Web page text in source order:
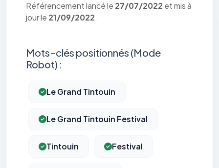
Référencement lancé le 27/07/2022 et mis à
jour le 21/09/2022.
Mots-clés positionnés (Mode
Robot) :
Le Grand Tintouin
Le Grand Tintouin Festival
Tintouin Festival